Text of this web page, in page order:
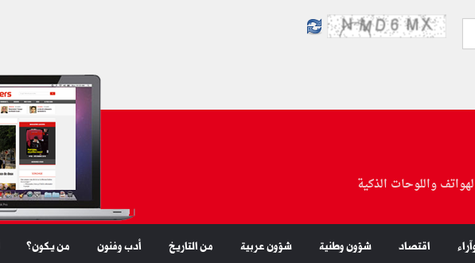
واللوحات الذكية
اقتصاد شؤون وطنية شؤون عربية من التاريخ أدب وفنون من يكون؟